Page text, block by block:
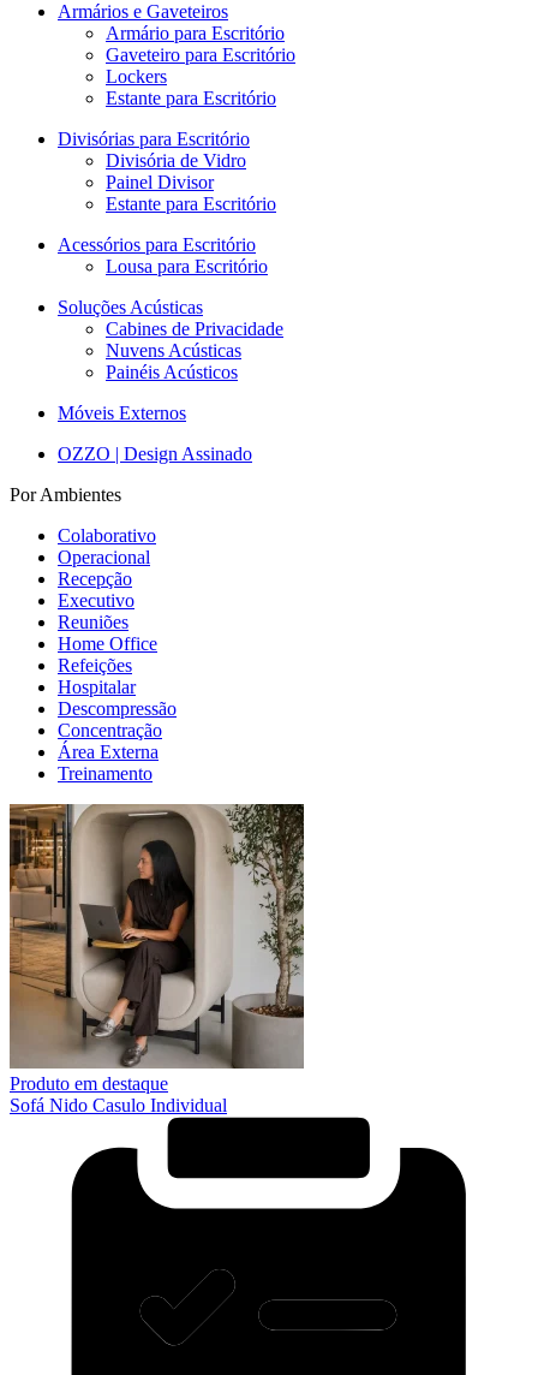
Armários e Gaveteiros
Armário para Escritório
Gaveteiro para Escritório
Lockers
Estante para Escritório
Divisórias para Escritório
Divisória de Vidro
Painel Divisor
Estante para Escritório
Acessórios para Escritório
Lousa para Escritório
Soluções Acústicas
Cabines de Privacidade
Nuvens Acústicas
Painéis Acústicos
Móveis Externos
OZZO | Design Assinado
Por Ambientes
Colaborativo
Operacional
Recepção
Executivo
Reuniões
Home Office
Refeições
Hospitalar
Descompressão
Concentração
Área Externa
Treinamento
Produto em destaque
Sofá Nido Casulo Individual